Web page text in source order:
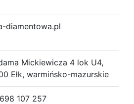
diamentowa.pl
Mickiewicza 4 lok U4,
Ełk, warmińsko-mazurskie
107 257